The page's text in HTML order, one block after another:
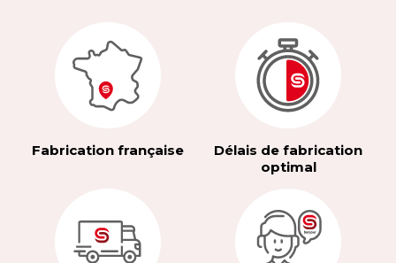
Fabrication française
Délais de fabrication
optimal